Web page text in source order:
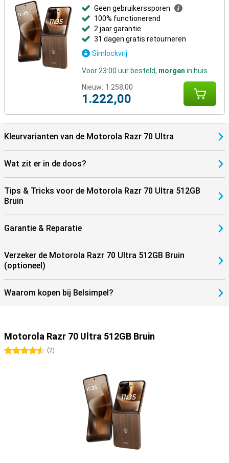
wat bijzonderder maakt.
Geen gebruikerssporen
100% functionerend
2 jaar garantie
31 dagen gratis retourneren
Simlockvrij
Voor 23:00 uur besteld, morgen in huis
Nieuw: 1.258,00
1.222,00
Kleurvarianten van de Motorola Razr 70 Ultra
Wat zit er in de doos?
Tips & Tricks voor de Motorola Razr 70 Ultra 512GB
Bruin
Garantie & Reparatie
Verzeker de Motorola Razr 70 Ultra 512GB Bruin
(optioneel)
Waarom kopen bij Belsimpel?
Motorola Razr 70 Ultra 512GB Bruin
4.5 sterren
(2)